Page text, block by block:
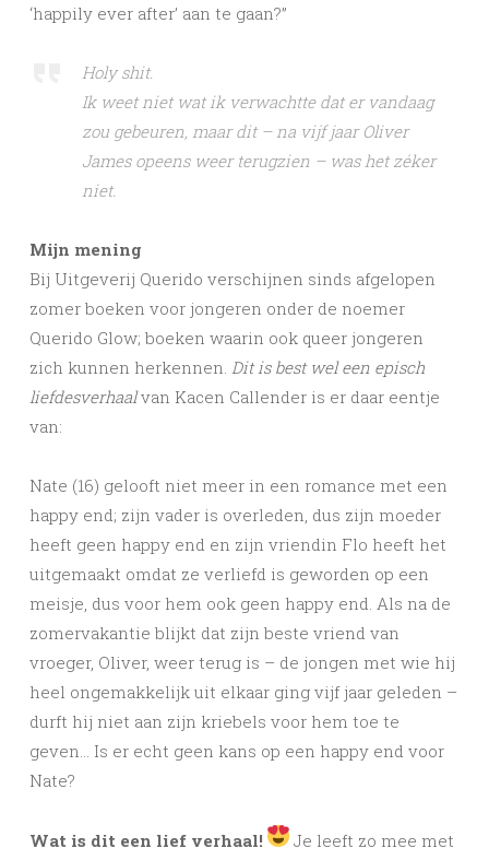
‘happily ever after’ aan te gaan?”
Holy shit.
Ik weet niet wat ik verwachtte dat er vandaag
zou gebeuren, maar dit – na vijf jaar Oliver
James opeens weer terugzien – was het zéker
niet.
Mijn mening
Bij Uitgeverij Querido verschijnen sinds afgelopen
zomer boeken voor jongeren onder de noemer
Querido Glow; boeken waarin ook queer jongeren
zich kunnen herkennen. Dit is best wel een episch
liefdesverhaalvan Kacen Callender is er daar eentje
van:
Nate (16) gelooft niet meer in een romance met een
happy end; zijn vader is overleden, dus zijn moeder
heeft geen happy end en zijn vriendin Flo heeft het
uitgemaakt omdat ze verliefd is geworden op een
meisje, dus voor hem ook geen happy end. Als na de
zomervakantie blijkt dat zijn beste vriend van
vroeger, Oliver, weer terug is – de jongen met wie hij
heel ongemakkelijk uit elkaar ging vijf jaar geleden –
durft hij niet aan zijn kriebels voor hem toe te
geven… Is er echt geen kans op een happy end voor
Nate?
Wat is dit een lief verhaal!
Je leeft zo mee met